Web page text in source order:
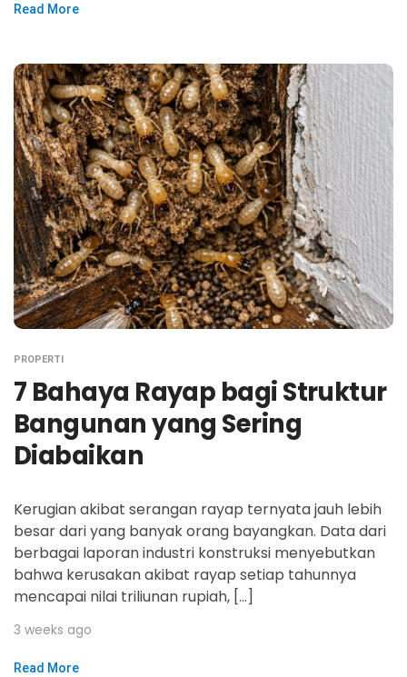
Read More
PROPERTI
7 Bahaya Rayap bagi Struktur
Bangunan yang Sering
Diabaikan
Kerugian akibat serangan rayap ternyata jauh lebih
besar dari yang banyak orang bayangkan. Data dari
berbagai laporan industri konstruksi menyebutkan
bahwa kerusakan akibat rayap setiap tahunnya
mencapai nilai triliunan rupiah, […]
3 weeks ago
Read More